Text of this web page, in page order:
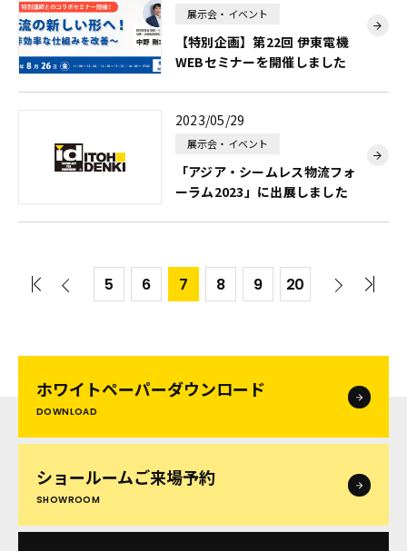
展示会・イベント
【特別企画】第22回 伊東電機
WEBセミナーを開催しました
2023/05/29
展示会・イベント
「アジア・シームレス物流フォ
ーラム2023」に出展しました
5 6 7 8 9 20
ホワイトペーパーダウンロード
DOWNLOAD
ショールームご来場予約
SHOWROOM